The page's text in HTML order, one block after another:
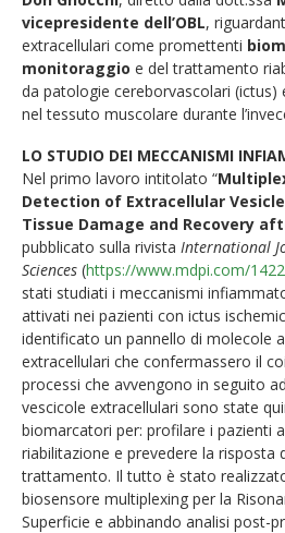
vicepresidente dell’OBL,
extracellulari come promettenti
monitoraggio e del trattamento
da patologie cereborvascolari (ictus)
nel tessuto muscolare durante
LO STUDIO DEI MECCANISMI
Nel primo lavoro intitolato “
Detection of Extracellular
Tissue Damage and Recovery
pubblicato sulla rivista International
Sciences (https://www.mdpi.com/
stati studiati i meccanismi
attivati nei pazienti con ictus
identificato un pannello di molecole
extracellulari che confermassero il
processi che avvengono in seguito
vescicole extracellulari sono state
biomarcatori per: profilare i pazienti
riabilitazione e prevedere la risposta
trattamento. Il tutto è stato
biosensore multiplexing per la
Superficie e abbinando analisi post-